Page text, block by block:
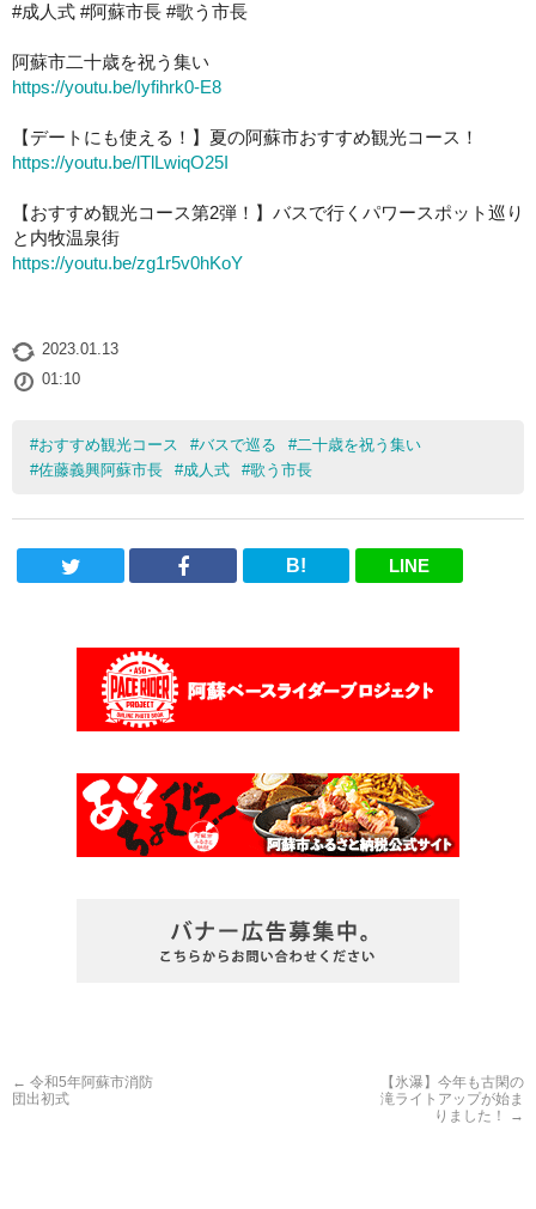
#成人式 #阿蘇市長 #歌う市長
阿蘇市二十歳を祝う集い
https://youtu.be/Iyfihrk0-E8
【デートにも使える！】夏の阿蘇市おすすめ観光コース！
https://youtu.be/lTlLwiqO25I
【おすすめ観光コース第2弾！】バスで行くパワースポット巡り
と内牧温泉街
https://youtu.be/zg1r5v0hKoY
2023.01.13
01:10
#おすすめ観光コース #バスで巡る #二十歳を祝う集い
#佐藤義興阿蘇市長 #成人式 #歌う市長
B! LINE
← 令和5年阿蘇市消防
団出初式
【氷瀑】今年も古閑の
滝ライトアップが始ま
りました！
→